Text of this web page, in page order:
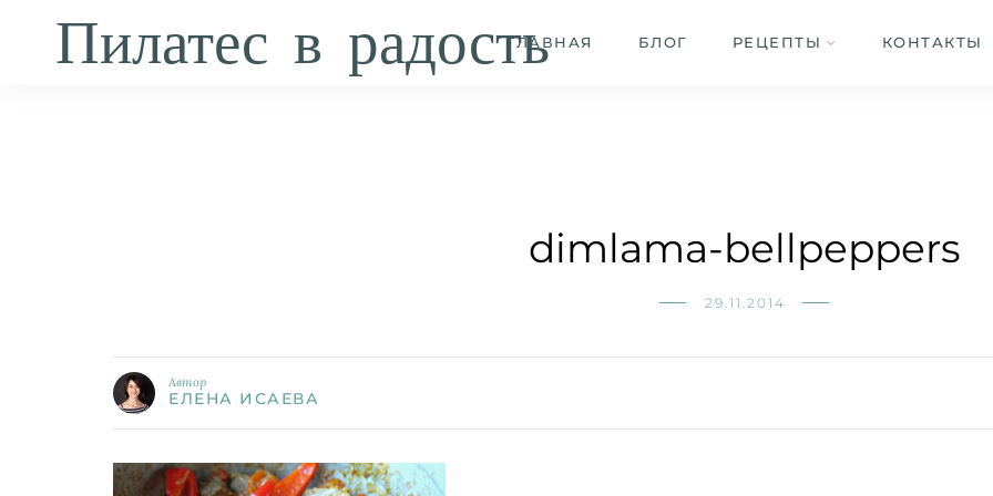
Пилатес в радостьГЛАВНАЯ БЛОГ РЕЦЕПТЫ КОНТАКТЫ
dimlama-bellpeppers
29.11.2014
Автор
ЕЛЕНА ИСАЕВА